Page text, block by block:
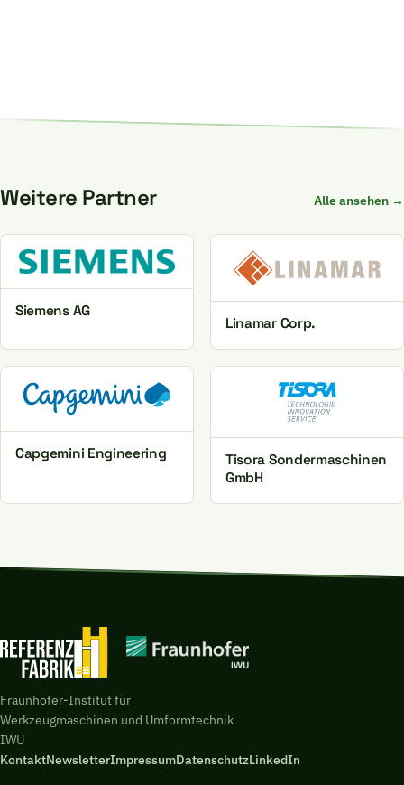
Weitere Partner Alle ansehen →
Siemens AG
Linamar Corp.
Capgemini Engineering
Tisora Sondermaschinen
GmbH
Fraunhofer-Institut für
Werkzeugmaschinen und Umformtechnik
IWU
KontaktNewsletterImpressumDatenschutzLinkedIn